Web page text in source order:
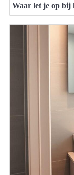
Waar let je op bij